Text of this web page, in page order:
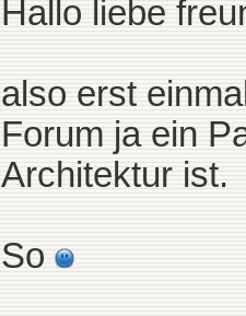
Hallo liebe
also erst
Forum ja ein
Architektur ist.
So